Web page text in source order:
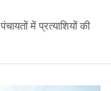
में प्रत्याशियों की